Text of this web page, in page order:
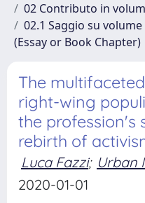
02 Contributo in
02.1 Saggio su
(Essay or Book Chapter)
The
right-wing
the profession's
rebirth of
Luca Fazzi; Urban
2020-01-01